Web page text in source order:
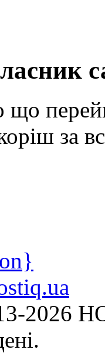
за
2026